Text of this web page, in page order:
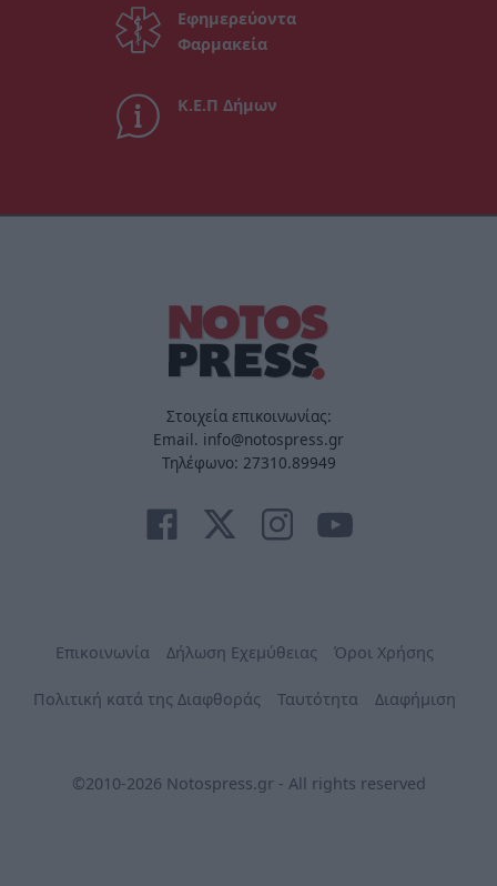
Εφημερεύοντα
Φαρμακεία
Κ.Ε.Π Δήμων
Στοιχεία επικοινωνίας:
Email. info@notospress.gr
Τηλέφωνο: 27310.89949
Επικοινωνία Δήλωση Εχεμύθειας Όροι Χρήσης
Πολιτική κατά της Διαφθοράς Ταυτότητα Διαφήμιση
©2010-2026 Notospress.gr - All rights reserved